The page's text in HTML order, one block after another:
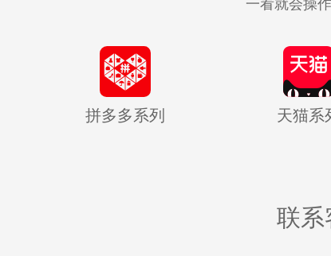
一看就会操
拼多多系列 天猫系
联系